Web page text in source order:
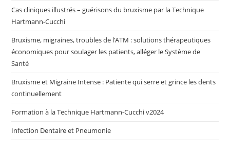
Cas cliniques illustrés – guérisons du bruxisme par la Technique
Hartmann-Cucchi
Bruxisme, migraines, troubles de l’ATM : solutions thérapeutiques
économiques pour soulager les patients, alléger le Système de
Santé
Bruxisme et Migraine Intense : Patiente qui serre et grince les dents
continuellement
Formation à la Technique Hartmann-Cucchi v2024
Infection Dentaire et Pneumonie